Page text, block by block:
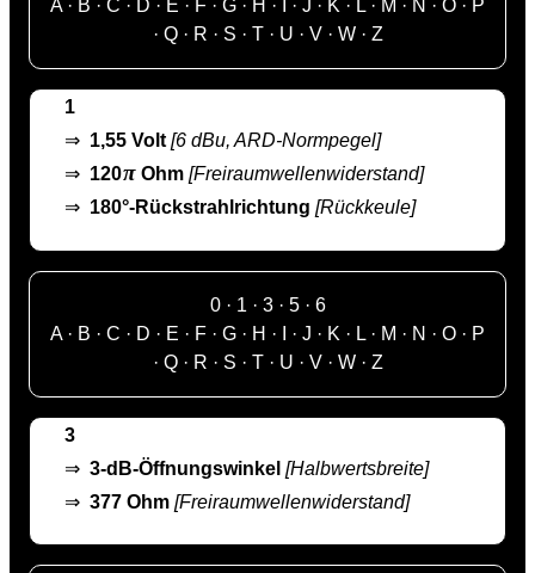
A· B · C · D · E · F · G · H · · J · K · L · M · N · O · P
· Q· R · S · T· U · V· W· Z
1
⇒ 1,55 Volt[6 dBu, ARD-Normpegel]
⇒ 120π Ohm [Freiraumwellenwiderstand]
⇒ 180°-Rückstrahlrichtung [Rückkeule]
0· 1 · 3· 5· 6
A· B · C · D · E · F · G · H · · J · K · L · M · N · O · P
· Q· R · S · T· U · V· W· Z
3
⇒ 3-dB-Öffnungswinkel [Halbwertsbreite]
⇒ 377 Ohm [Freiraumwellenwiderstand]